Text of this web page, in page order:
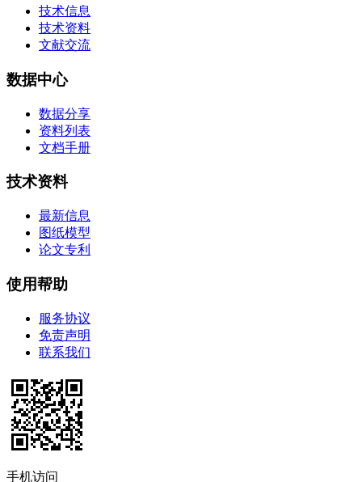
技术信息
技术资料
文献交流
数据中心
数据分享
资料列表
文档手册
技术资料
最新信息
图纸模型
论文专利
使用帮助
服务协议
免责声明
联系我们
手机访问